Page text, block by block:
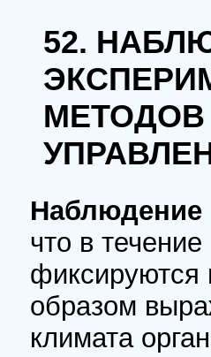
52.
МЕТОДОВ
Наблюдение
что в
фиксируются
образом
климата